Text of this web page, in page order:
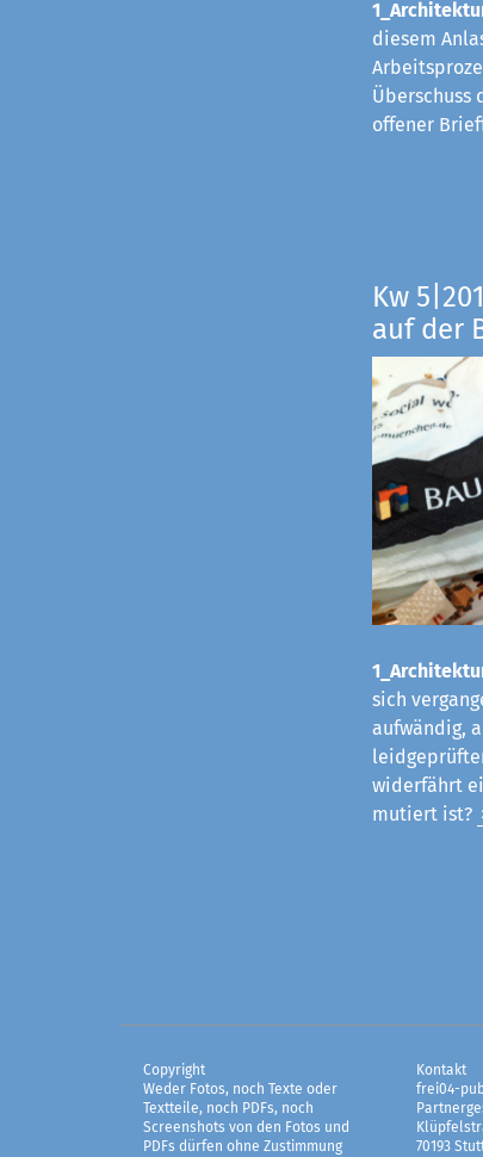
diesem
Überschuss
offener
Kw
auf der
sich
aufwändig,
widerfährt
mutiert ist?
Copyright
Weder Fotos, noch Texte oder
Textteile, noch PDFs, noch
Screenshots von den Fotos und
PDFs dürfen ohne Zustimmung
Kontakt
frei04-
70193